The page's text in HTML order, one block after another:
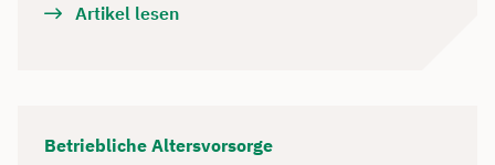
Artikel lesen
Betriebliche Altersvorsorge